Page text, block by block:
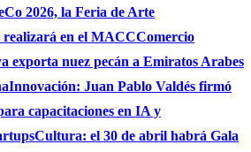
2026, la Feria de Arte
realizará en el MACCComercio
exporta nuez pecán a Emiratos Arabes
Innovación: Juan Pablo Valdés firmó
capacitaciones en IA y
Cultura: el 30 de abril habrá Gala